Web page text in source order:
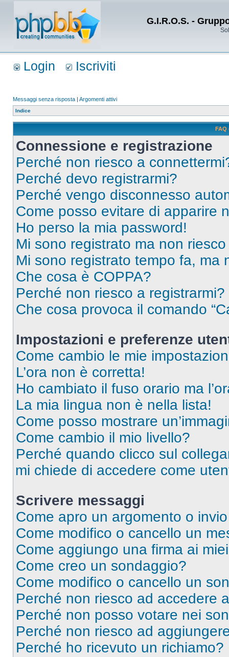
G.I.R.O.S. -
Login Iscriviti
Messaggi senza risposta | Argomenti attivi
Indice
FAQ
Connessione e registrazione
Perché non riesco a
Perché devo registrarmi?
Perché vengo disconnesso
Come posso evitare di apparire
Ho perso la mia password!
Mi sono registrato ma non
Mi sono registrato tempo fa, ma
Che cosa è COPPA?
Perché non riesco a registrarmi?
Che cosa provoca il comando
Impostazioni e preferenze
Come cambio le mie
L’ora non è corretta!
Ho cambiato il fuso orario ma
La mia lingua non è nella lista!
Come posso mostrare
Come cambio il mio livello?
Perché quando clicco sul
mi chiede di accedere come
Scrivere messaggi
Come apro un argomento o
Come modifico o cancello un
Come aggiungo una firma ai
Come creo un sondaggio?
Come modifico o cancello un
Perché non riesco ad accedere
Perché non posso votare nei
Perché non riesco ad
Perché ho ricevuto un richiamo?